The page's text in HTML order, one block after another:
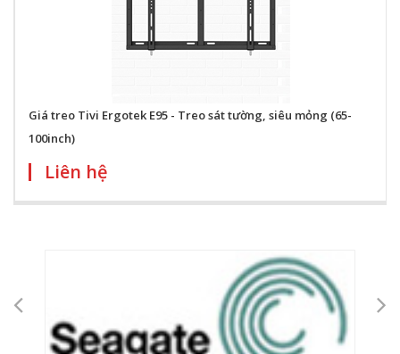
Giá treo Tivi Ergotek E95 - Treo sát tường, siêu mỏng (65-
100inch)
Liên hệ